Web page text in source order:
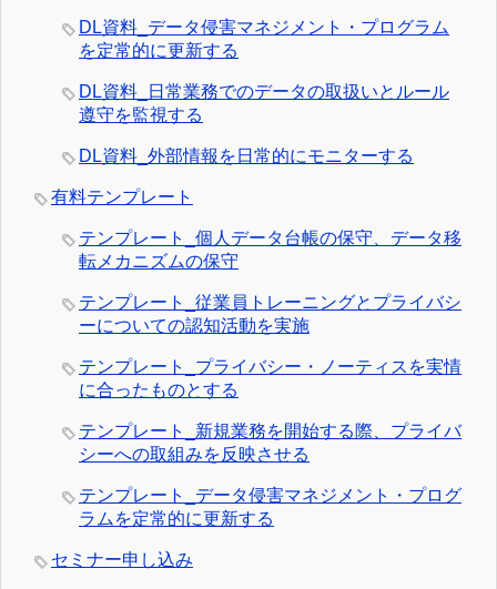
DL資料_データ侵害マネジメント・プログラム
を定常的に更新する
DL資料_日常業務でのデータの取扱いとルール
遵守を監視する
DL資料_外部情報を日常的にモニターする
有料テンプレート
テンプレート_個人データ台帳の保守、データ移
転メカニズムの保守
テンプレート_従業員トレーニングとプライバシ
ーについての認知活動を実施
テンプレート_プライバシー・ノーティスを実情
に合ったものとする
テンプレート_新規業務を開始する際、プライバ
シーへの取組みを反映させる
テンプレート_データ侵害マネジメント・プログ
ラムを定常的に更新する
セミナー申し込み